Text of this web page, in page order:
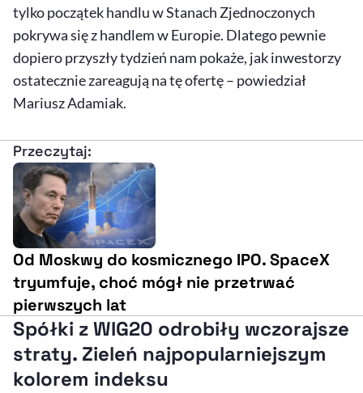
tylko początek handlu w Stanach Zjednoczonych
pokrywa się z handlem w Europie. Dlatego pewnie
dopiero przyszły tydzień nam pokaże, jak inwestorzy
ostatecznie zareagują na tę ofertę – powiedział
Mariusz Adamiak.
Przeczytaj:
Od Moskwy do kosmicznego IPO. SpaceX
tryumfuje, choć mógł nie przetrwać
pierwszych lat
Spółki z WIG20 odrobiły wczorajsze
straty. Zieleń najpopularniejszym
kolorem indeksu